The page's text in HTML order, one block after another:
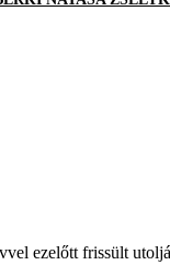
ezelőtt frissült